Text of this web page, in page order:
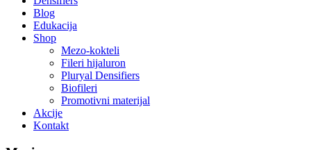
Blog
Edukacija
Shop
Mezo-kokteli
Fileri hijaluron
Pluryal Densifiers
Biofileri
Promotivni materijal
Akcije
Kontakt